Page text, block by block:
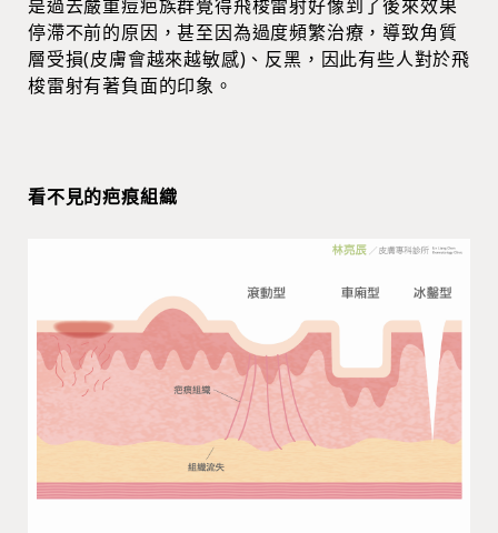
是過去嚴重痘疤族群覺得飛梭雷射好像到了後來效果
停滯不前的原因，甚至因為過度頻繁治療，導致角質
層受損(皮膚會越來越敏感)、反黑，因此有些人對於飛
梭雷射有著負面的印象。
看不見的疤痕組織